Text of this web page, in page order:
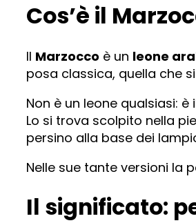
Cos’è il
Il Marzocco è un leone
posa classica, quella che
Non è un leone qualsiasi: è
Lo si trova scolpito nella
persino alla base dei
Nelle sue tante versioni la
Il significato: